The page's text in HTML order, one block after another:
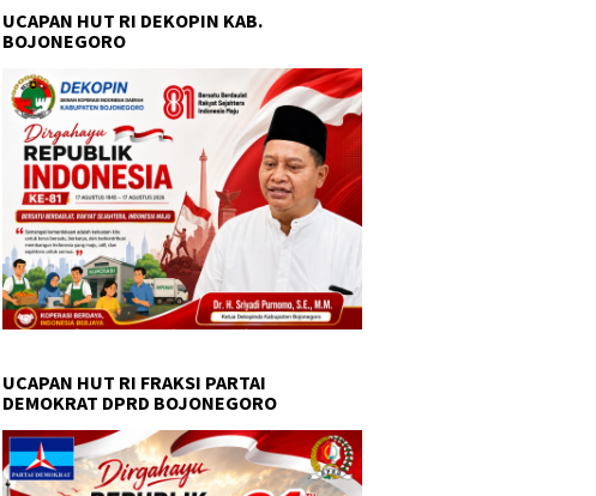
UCAPAN HUT RI DEKOPIN KAB.
BOJONEGORO
UCAPAN HUT RI FRAKSI PARTAI
DEMOKRAT DPRD BOJONEGORO